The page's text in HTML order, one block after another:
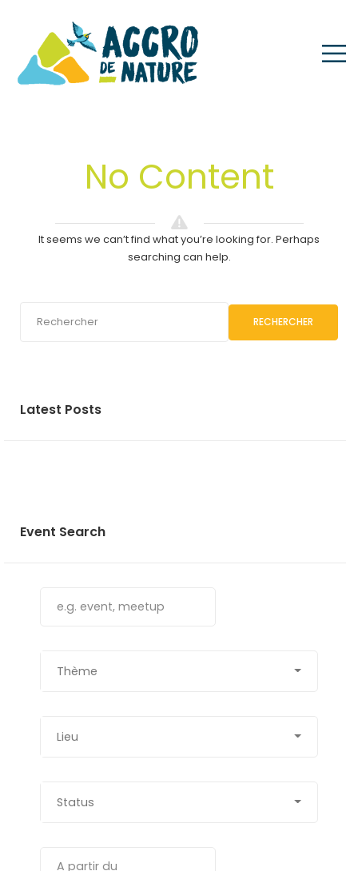
Venues
No Content
It seems we can’t find what you’re looking for. Perhaps
searching can help.
RECHERCHER
Latest Posts
Event Search
Thème
Lieu
Status